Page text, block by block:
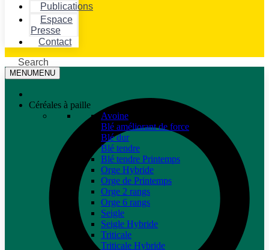
Publications
Espace
Presse
Contact
Search
MENUMENU
Céréales à paille
Avoine
Blé améliorant de force
Blé dur
Blé tendre
Blé tendre Printemps
Orge Hybride
Orge de Printemps
Orge 2 rangs
Orge 6 rangs
Seigle
Seigle Hybride
Triticale
Triticale Hybride